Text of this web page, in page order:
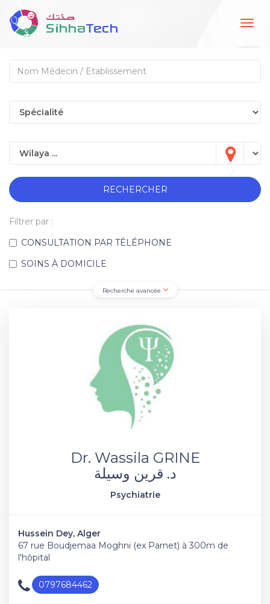
RECHERCHER
Filtrer par :
CONSULTATION PAR TÉLÉPHONE
SOINS À DOMICILE
Recherche avancée
Dr. Wassila GRINE
د. قرين وسيلة
Psychiatrie
Hussein Dey, Alger
67 rue Boudjemaa Moghni (ex Parnet) à 300m de
l'hôpital
0797684462